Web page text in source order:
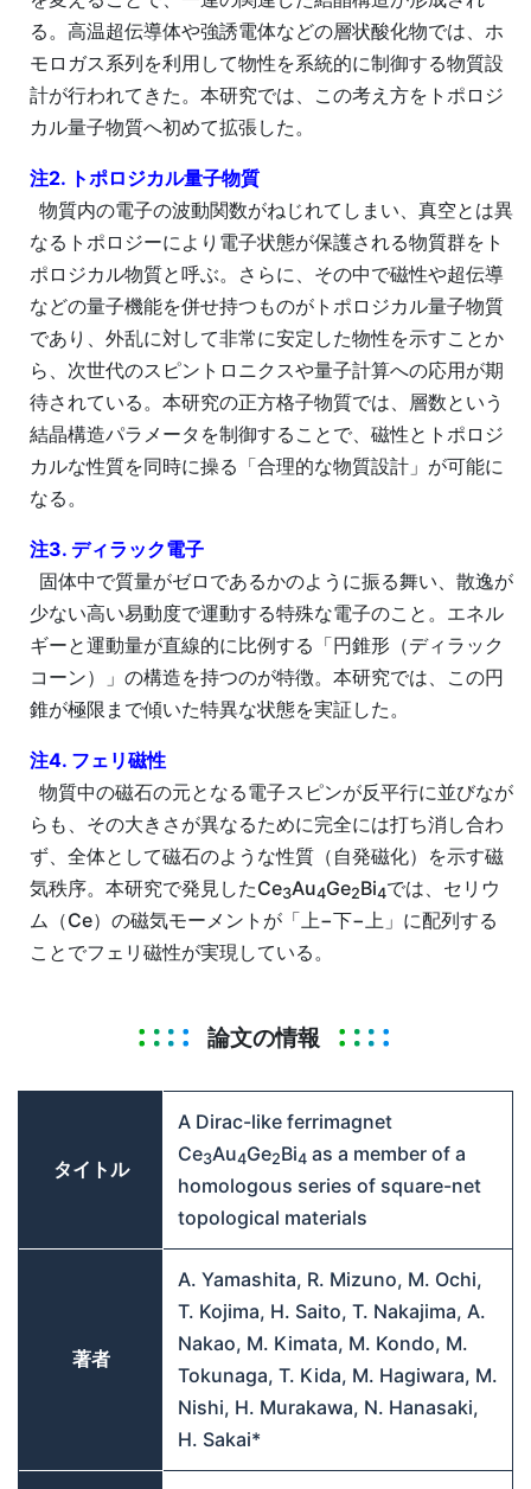
る。高温超伝導体や強誘電体などの層状酸化物では、ホ
モロガス系列を利用して物性を系統的に制御する物質設
計が行われてきた。本研究では、この考え方をトポロジ
カル量子物質へ初めて拡張した。
注2. トポロジカル量子物質
物質内の電子の波動関数がねじれてしまい、真空とは異
なるトポロジーにより電子状態が保護される物質群をト
ポロジカル物質と呼ぶ。さらに、その中で磁性や超伝導
などの量子機能を併せ持つものがトポロジカル量子物質
であり、外乱に対して非常に安定した物性を示すことか
ら、次世代のスピントロニクスや量子計算への応用が期
待されている。本研究の正方格子物質では、層数という
結晶構造パラメータを制御することで、磁性とトポロジ
カルな性質を同時に操る「合理的な物質設計」が可能に
なる。
注3. ディラック電子
固体中で質量がゼロであるかのように振る舞い、散逸が
少ない高い易動度で運動する特殊な電子のこと。エネル
ギーと運動量が直線的に比例する「円錐形（ディラック
コーン）」の構造を持つのが特徴。本研究では、この円
錐が極限まで傾いた特異な状態を実証した。
注4. フェリ磁性
物質中の磁石の元となる電子スピンが反平行に並びなが
らも、その大きさが異なるために完全には打ち消し合わ
ず、全体として磁石のような性質（自発磁化）を示す磁
気秩序。本研究で発見したCe3Au4Ge2Bi4では、セリウ
ム（Ce）の磁気モーメントが「上−下−上」に配列する
ことでフェリ磁性が実現している。
論文の情報
タイトル
A Dirac-like ferrimagnet
Ce3Au4Ge2Bi4 as a member of a
homologous series of square-net
topological materials
著者
A. Yamashita, R. Mizuno, M. Ochi,
T. Kojima, H. Saito, T. Nakajima, A.
Nakao, M. Kimata, M. Kondo, M.
Tokunaga, T. Kida, M. Hagiwara, M.
Nishi, H. Murakawa, N. Hanasaki,
H. Sakai*